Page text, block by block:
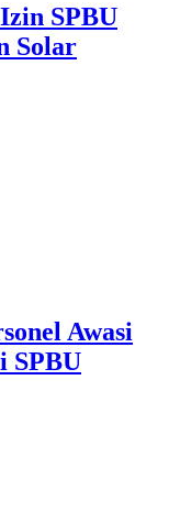
SPBU
Solar
Awasi
SPBU